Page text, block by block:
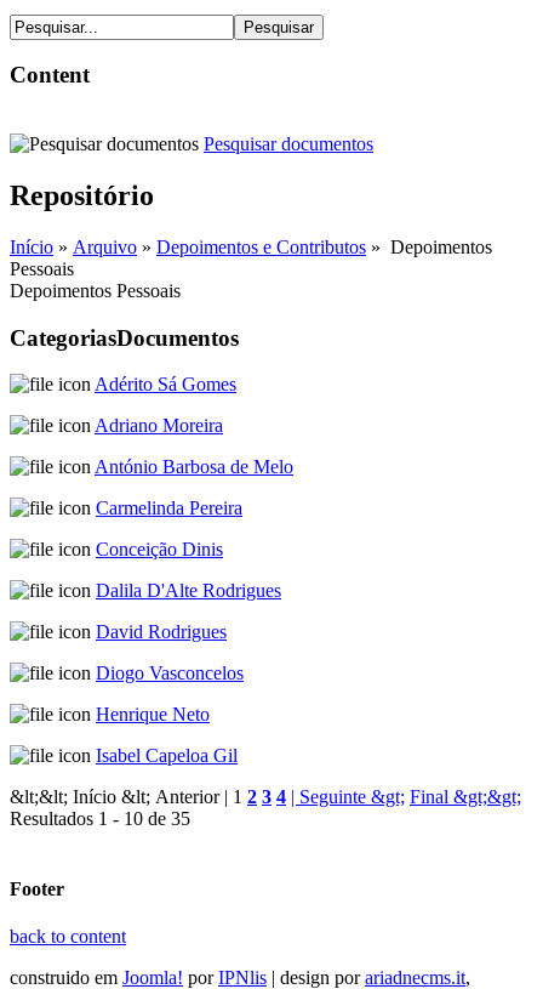
Content
Pesquisar documentos
Repositório
Início » Arquivo » Depoimentos e Contributos » Depoimentos
Pessoais
Depoimentos Pessoais
CategoriasDocumentos
Adérito Sá Gomes
Adriano Moreira
António Barbosa de Melo
Carmelinda Pereira
Conceição Dinis
Dalila D'Alte Rodrigues
David Rodrigues
Diogo Vasconcelos
Henrique Neto
Isabel Capeloa Gil
&lt;&lt; Início &lt; Anterior | 1 2 3 4 | Seguinte &gt; Final &gt;&gt;
Resultados 1 - 10 de 35
Footer
back to content
construido em Joomla! porIPNlis | design porariadnecms.it,